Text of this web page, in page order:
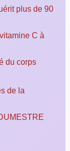
plus de 90
C à
du corps
de la